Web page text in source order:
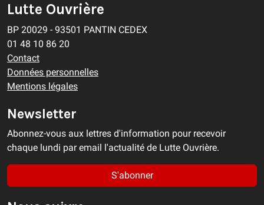
Lutte Ouvrière
BP 20029 - 93501 PANTIN CEDEX
01 48 10 86 20
Contact
Données personnelles
Mentions légales
Newsletter
Abonnez-vous aux lettres d'information pour recevoir
chaque lundi par email l'actualité de Lutte Ouvrière.
S'abonner